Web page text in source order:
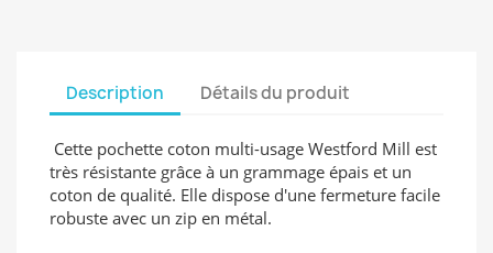
Description Détails du produit
Cette pochette coton multi-usage Westford Mill est
très résistante grâce à un grammage épais et un
coton de qualité. Elle dispose d'une fermeture facile
robuste avec un zip en métal.